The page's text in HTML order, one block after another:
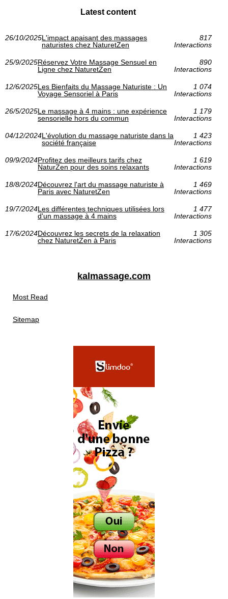
Latest content
26/10/2025L'impact apaisant des massages
naturistes chez NaturetZen
817
Interactions
25/9/2025Réservez Votre Massage Sensuel en
Ligne chez NaturetZen
890
Interactions
12/6/2025Les Bienfaits du Massage Naturiste : Un
Voyage Sensoriel à Paris
1 074
Interactions
26/5/2025Le massage à 4 mains : une expérience
sensorielle hors du commun
1 179
Interactions
04/12/2024L'évolution du massage naturiste dans la
société française
1 423
Interactions
09/9/2024Profitez des meilleurs tarifs chez
NaturZen pour des soins relaxants
1 619
Interactions
18/8/2024Découvrez l'art du massage naturiste à
Paris avec NaturetZen
1 469
Interactions
19/7/2024Les différentes techniques utilisées lors
d'un massage à 4 mains
1 477
Interactions
17/6/2024Découvrez les secrets de la relaxation
chez NaturetZen à Paris
1 305
Interactions
kalmassage.com
Most Read
Sitemap